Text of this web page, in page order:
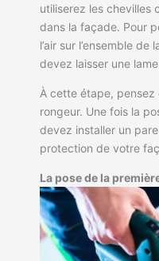
utiliserez les chevilles
dans la façade. Pour
l’air sur l’ensemble
devez laisser une lame
À cette étape,
rongeur. Une fois la
devez installer un
protection de votre
La pose de la